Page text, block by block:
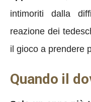
intimoriti dalla
reazione dei
il gioco a prendere
Quando il